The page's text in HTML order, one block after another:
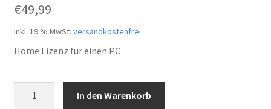
€49,99
inkl. 19 % MwSt. versandkostenfrei
Home Lizenz für einen PC
In den Warenkorb